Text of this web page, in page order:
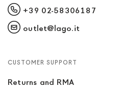
+39 02-58306187
outlet@lago.it
CUSTOMER SUPPORT
Returns and RMA